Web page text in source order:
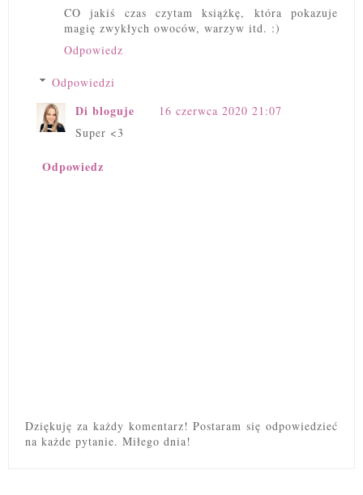
CO jakiś czas czytam książkę, która pokazuje
magię zwykłych owoców, warzyw itd. :)
Odpowiedz
Odpowiedzi
Di bloguje
16 czerwca 2020 21:07
Super <3
Odpowiedz
Dziękuję za każdy komentarz! Postaram się odpowiedzieć
na każde pytanie. Miłego dnia!